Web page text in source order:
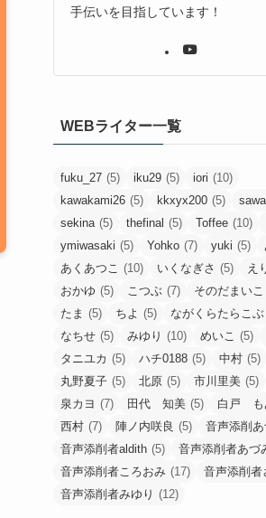
手伝いを目指しています！
WEBライター一覧
fuku_27 (5) iku29 (5) iori (10)
kawakami26 (5) kkxyx200 (5) sawa
sekina (5) thefinal (5) Toffee (10)
ymiwasaki (5) Yohko (7) yuki (5)
あくあつこ (10) いくなぎさ (5) え
おかゆ (5) こつぶ (7) そのだまいこ
たま (5) ちよ (5) ながくらたらこぶ
なちせ (5) みゆり (10) めいこ (5)
タニユカ (5) ハチ0188 (5) 中村 (5)
丸野夏子 (5) 北原 (5) 市川里美 (5)
泉カヨ (7) 田代 知美 (5) 白戸 も
西村 (7) 陣ノ内咲良 (5) 音声添削
音声添削者aldith (5) 音声添削者あづ
音声添削者ころおみ (17) 音声添削者
音声添削者みゆり (12)